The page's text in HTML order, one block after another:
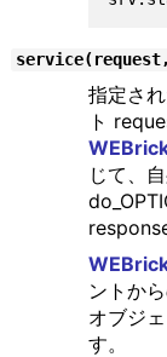
指定さ
ト
じて、
ントか
オブジ
す。